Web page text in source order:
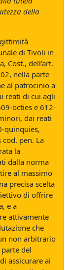
della
di Tivoli in
Cost., dell'art.
nella parte
al patrocinio a
reati di cui agli
octies e 612-
dai reati
quinquies,
pen. La
la
dalla norma
al massimo
precisa scelta
di offrire
e a
attivamente
che
non arbitrario
del
assicurare ai